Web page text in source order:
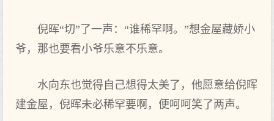
倪晖“切”了一声：“谁稀罕啊。”想金屋藏娇小
爷，那也要看小爷乐意不乐意。
水向东也觉得自己想得太美了，他愿意给倪晖
建金屋，倪晖未必稀罕要啊，便呵呵笑了两声。